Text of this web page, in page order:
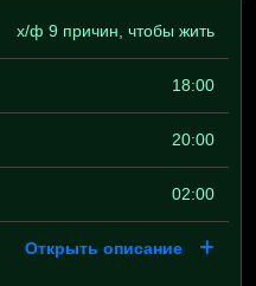
х/ф 9 причин, чтобы жить
18:00
20:00
02:00
Открыть описание